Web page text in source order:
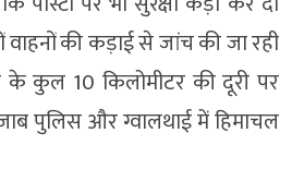
की कड़ाई से जांच की जा रही
कुल 10 किलोमीटर की दूरी पर
पुलिस और ग्वालथाई में हिमाचल